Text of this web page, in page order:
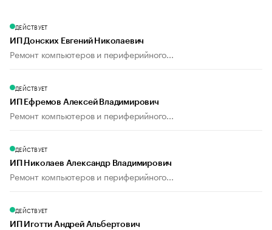
ДЕЙСТВУЕТ
ИП Донских Евгений Николаевич
Ремонт компьютеров и периферийного...
ДЕЙСТВУЕТ
ИП Ефремов Алексей Владимирович
Ремонт компьютеров и периферийного...
ДЕЙСТВУЕТ
ИП Николаев Александр Владимирович
Ремонт компьютеров и периферийного...
ДЕЙСТВУЕТ
ИП Иготти Андрей Альбертович